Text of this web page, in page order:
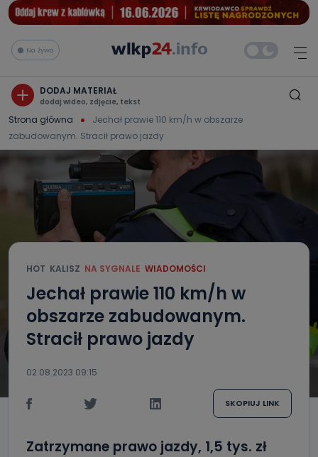
Na żywo
DODAJ MATERIAŁ
dodaj wideo, zdjęcie, tekst
Strona główna
Jechał prawie 110 km/h w obszarze
zabudowanym. Stracił prawo jazdy
HOT KALISZ NA SYGNALE WIADOMOŚCI
Jechał prawie 110 km/h w
obszarze zabudowanym.
Stracił prawo jazdy
02.08.2023 09:15
SKOPIUJ LINK
Zatrzymane prawo jazdy, 1,5 tys. zł